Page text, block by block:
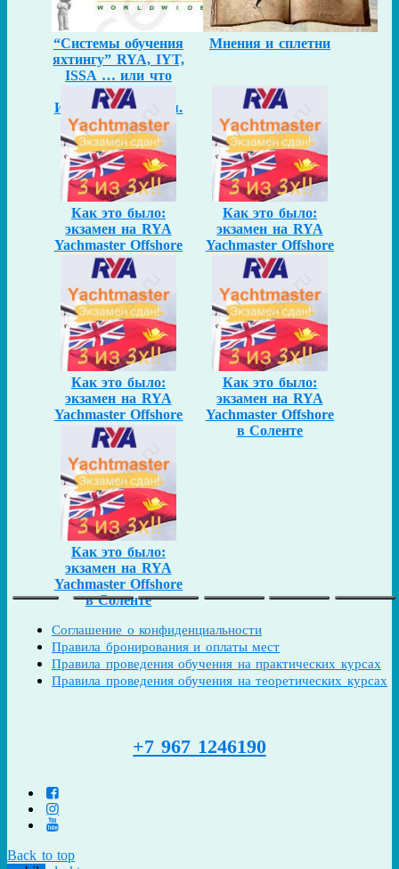
“Системы обучения
яхтингу” RYA, IYT,
ISSA … или что
откуда взялось.
Истории всплытия.
Мнения и сплетни
Как это было:
экзамен на RYA
Yachmaster Offshore
в Соленте
Как это было:
экзамен на RYA
Yachmaster Offshore
в Соленте
Как это было:
экзамен на RYA
Yachmaster Offshore
в Соленте
Как это было:
экзамен на RYA
Yachmaster Offshore
в Соленте
Как это было:
экзамен на RYA
Yachmaster Offshore
в Соленте
Соглашение о конфиденциальности
Правила бронирования и оплаты мест
Правила проведения обучения на практических курсах
Правила проведения обучения на теоретических курсах
+7 967 1246190
Back to top